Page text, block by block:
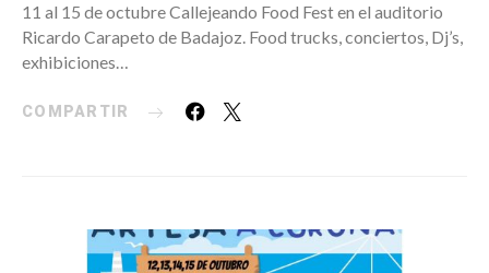
11 al 15 de octubre Callejeando Food Fest en el auditorio
Ricardo Carapeto de Badajoz. Food trucks, conciertos, Dj’s,
exhibiciones…
COMPARTIR